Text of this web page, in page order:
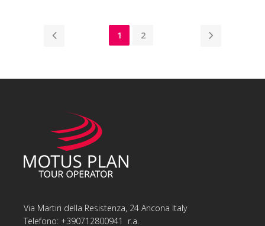
1 2
Via Martiri della Resistenza, 24 Ancona Italy
Telefono: +390712800941 r.a.